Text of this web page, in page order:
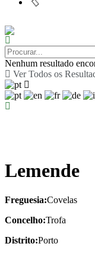
Nenhum resultado
Ver Todos os
Lemende
Freguesia:Covelas
Concelho:Trofa
Distrito:Porto